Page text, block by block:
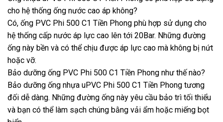
cho hệ thống ống nước cao áp không?
Có, ống PVC Phi 500 C1 Tiền Phong phù hợp sử dụng cho
hệ thống cấp nước áp lực cao lên tới 20Bar. Những đường
ống này bền và có thể chịu được áp lực cao mà không bị nứt
hoặc vỡ.
Bảo dưỡng ống PVC Phi 500 C1 Tiền Phong như thế nào?
Bảo dưỡng ống nhựa uPVC Phi 500 C1 Tiền Phong tương
đối dễ dàng. Những đường ống này yêu cầu bảo trì tối thiểu
và bạn có thể làm sạch chúng bằng vải ẩm hoặc miếng bọt